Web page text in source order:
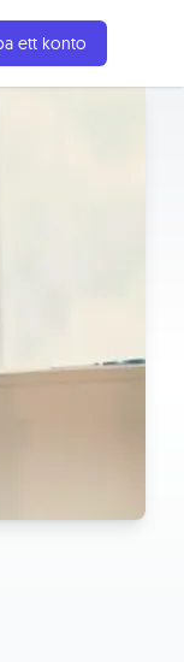
ett konto